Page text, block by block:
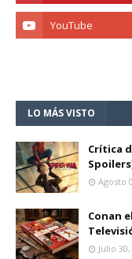
LO MÁS VISTO
Crítica
Agosto
Conan
Julio